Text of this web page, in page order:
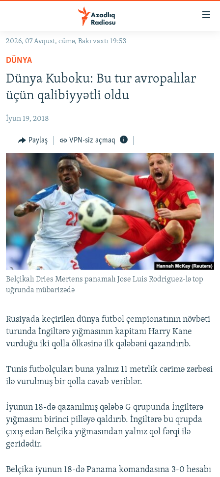
Əsas
qayıt
Əsas
naviqasiyaya
qayıt
Axtarışa
keç
KORRUPSIOMETR
#ƏSLINDƏ
FƏRQƏ BAX
QANUNI DOĞRU
ARAŞDIRMA
MULTIMEDIA
VIDEO
FOTOQALEREYA
İNFOQRAFIKA
KARIKATURA
RADIO ARXIV
OXU ZALI
AZƏRBAYCAN ƏDƏBIYYATI KITABXANASI
İSLAM VƏ DEMOKRATIYA
İZ - MƏDƏNIYYƏT PROQRAMI
HAQQIMIZDA
MISSIYAMIZ
PEŞƏ ETIKASI VƏ JURNALISTIKA STANDARTLARIMIZ
MATERIALLARIMIZDAN ISTIFADƏ
AZADLIQRADIOSU MOBIL TELEFONUNUZDA
XƏBƏR BÜLLETENLƏRIMIZ
BIZI IZLƏ
RFE/RL-in bütün saytları
2026, 07 Avqust, cümə, Bakı vaxtı 19:53
DÜNYA
Dünya Kuboku: Bu tur avropalılar
üçün qalibiyyətli oldu
İyun 19, 2018
Paylaş VPN-siz açmaq
Belçikalı Dries Mertens panamalı Jose Luis Rodriguez-lə top
uğrunda mübarizədə
Rusiyada keçirilən dünya futbol çempionatının növbəti
turunda İngiltərə yığmasının kapitanı Harry Kane
vurduğu iki qolla ölkəsinə ilk qələbəni qazandırıb.
Tunis futbolçuları buna yalnız 11 metrlik cərimə zərbəsi
ilə vurulmuş bir qolla cavab veriblər.
İyunun 18-də qazanılmış qələbə G qrupunda İngiltərə
yığmasını birinci pilləyə qaldırıb. İngiltərə bu qrupda
çıxış edən Belçika yığmasından yalnız qol fərqi ilə
geridədir.
Belçika iyunun 18-də Panama komandasına 3-0 hesabı